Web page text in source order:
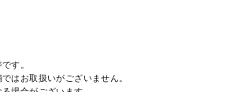
す。
はお取扱いがございません。